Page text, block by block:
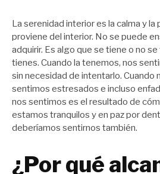
La serenidad interior es la calma y la
proviene del interior. No se puede
adquirir. Es algo que se tiene o no
tienes. Cuando la tenemos, nos
sin necesidad de intentarlo. Cuando
sentimos estresados e incluso
nos sentimos es el resultado de
estamos tranquilos y en paz por
deberíamos sentirnos también.
¿Por qué